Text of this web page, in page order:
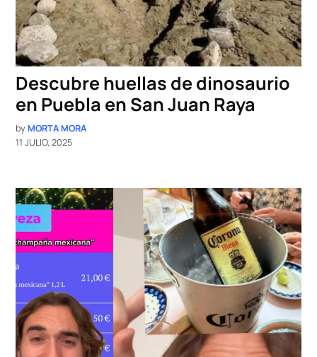
Descubre huellas de dinosaurio
en Puebla en San Juan Raya
by MORTA MORA
11 JULIO, 2025